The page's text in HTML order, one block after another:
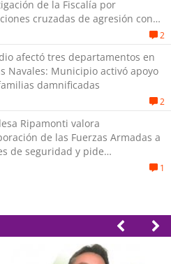
de la Fiscalía por
cruzadas de agresión con
2
afectó tres departamentos en
Navales: Municipio activó apoyo
damnificadas
2
Ripamonti valora
de las Fuerzas Armadas a
de seguridad y pide
1